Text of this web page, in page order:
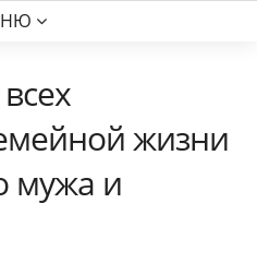
жизни
мужа и